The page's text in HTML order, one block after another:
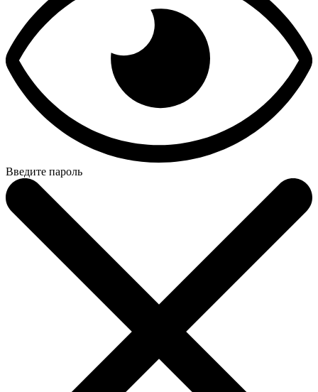
Введите пароль